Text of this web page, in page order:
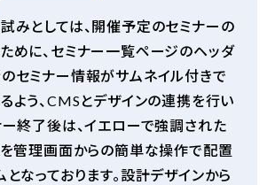
みとしては、開催予定のセミナーの
めに、セミナー一覧ページのヘッダ
セミナー情報がサムネイル付きで
よう、 CMS とデザインの連携を行い
ー終了後は、イエローで強調された
を管理画面からの簡単な操作で配置
となっております。設計デザインから